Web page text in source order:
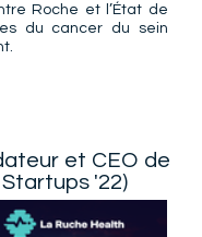
Roche et l’État de
du cancer du sein
et CEO de
'22)